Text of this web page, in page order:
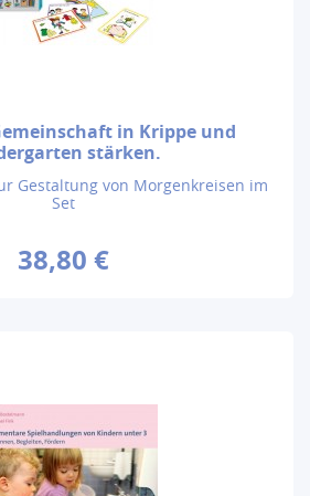
in Krippe und
stärken.
Gestaltung von Morgenkreisen im
Set
38,80 €